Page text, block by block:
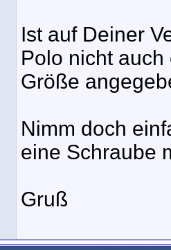
Ist auf Deiner
Polo nicht
Größe
Nimm doch
eine Schraube
Gruß